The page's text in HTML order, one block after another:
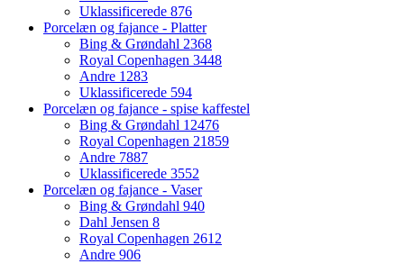
Uklassificerede 876
Porcelæn og fajance - Platter
Bing & Grøndahl 2368
Royal Copenhagen 3448
Andre 1283
Uklassificerede 594
Porcelæn og fajance - spise kaffestel
Bing & Grøndahl 12476
Royal Copenhagen 21859
Andre 7887
Uklassificerede 3552
Porcelæn og fajance - Vaser
Bing & Grøndahl 940
Dahl Jensen 8
Royal Copenhagen 2612
Andre 906